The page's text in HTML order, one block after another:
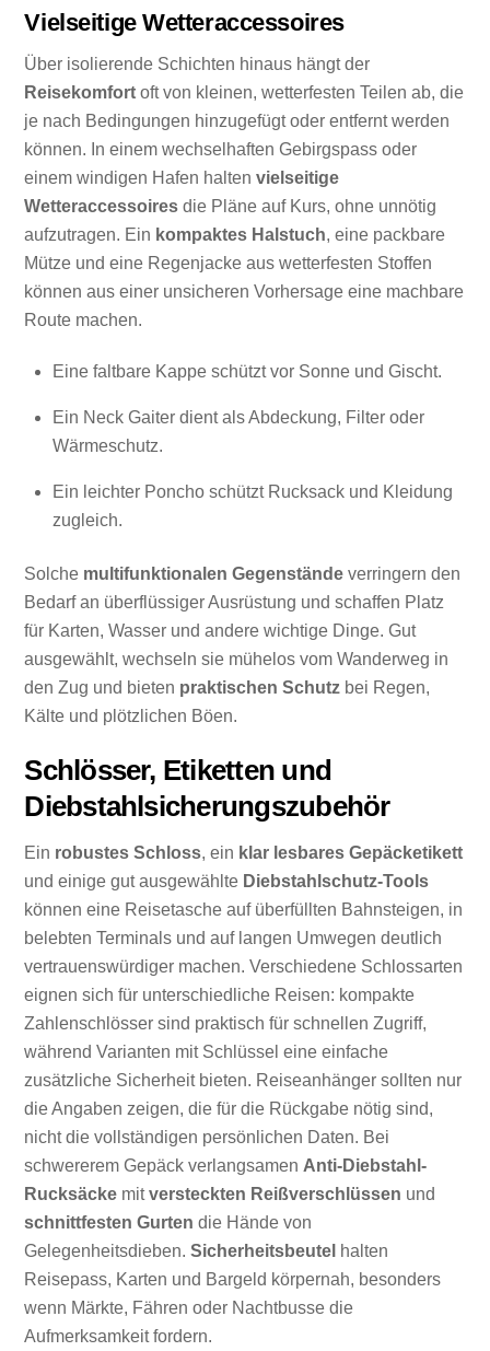
Vielseitige Wetteraccessoires
Über isolierende Schichten hinaus hängt der
Reisekomfort oft von kleinen, wetterfesten Teilen ab, die
je nach Bedingungen hinzugefügt oder entfernt werden
können. In einem wechselhaften Gebirgspass oder
einem windigen Hafen haltenvielseitige
Wetteraccessoires die Pläne auf Kurs, ohne unnötig
aufzutragen. Ein kompaktes Halstuch, eine packbare
Mütze und eine Regenjacke aus wetterfesten Stoffen
können aus einer unsicheren Vorhersage eine machbare
Route machen.
Eine faltbare Kappe schützt vor Sonne und Gischt.
Ein Neck Gaiter dient als Abdeckung, Filter oder
Wärmeschutz.
Ein leichter Poncho schützt Rucksack und Kleidung
zugleich.
Solche multifunktionalen Gegenstände verringern den
Bedarf an überflüssiger Ausrüstung und schaffen Platz
für Karten, Wasser und andere wichtige Dinge. Gut
ausgewählt, wechseln sie mühelos vom Wanderweg in
den Zug und bieten praktischen Schutz bei Regen,
Kälte und plötzlichen Böen.
Schlösser, Etiketten und
Diebstahlsicherungszubehör
Ein robustes Schloss, ein klar lesbares Gepäcketikett
und einige gut ausgewählte Diebstahlschutz-Tools
können eine Reisetasche auf überfüllten Bahnsteigen, in
belebten Terminals und auf langen Umwegen deutlich
vertrauenswürdiger machen. Verschiedene Schlossarten
eignen sich für unterschiedliche Reisen: kompakte
Zahlenschlösser sind praktisch für schnellen Zugriff,
während Varianten mit Schlüssel eine einfache
zusätzliche Sicherheit bieten. Reiseanhänger sollten nur
die Angaben zeigen, die für die Rückgabe nötig sind,
nicht die vollständigen persönlichen Daten. Bei
schwererem Gepäck verlangsamen Anti-Diebstahl-
Rucksäcke mitversteckten Reißverschlüssen und
schnittfesten Gurten die Hände von
Gelegenheitsdieben.Sicherheitsbeutel halten
Reisepass, Karten und Bargeld körpernah, besonders
wenn Märkte, Fähren oder Nachtbusse die
Aufmerksamkeit fordern.